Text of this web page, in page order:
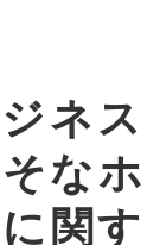
ネ
な
関